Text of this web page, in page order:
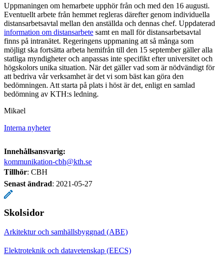
Uppmaningen om hemarbete upphör från och med den 16 augusti.
Eventuellt arbete från hemmet regleras därefter genom individuella
distansarbetsavtal mellan den anställda och dennas chef. Uppdaterad
information om distansarbete samt en mall för distansarbetsavtal
finns på intranätet. Regeringens uppmaning att så många som
möjligt ska fortsätta arbeta hemifrån till den 15 september gäller alla
statliga myndigheter och anpassas inte specifikt efter universitet och
högskolors unika situation. När det gäller vad som är nödvändigt för
att bedriva vår verksamhet är det vi som bäst kan göra den
bedömningen. Att starta på plats i höst är det, enligt en samlad
bedömning av KTH:s ledning.
Mikael
Interna nyheter
Innehållsansvarig:
kommunikation-cbh@kth.se
Tillhör: CBH
Senast ändrad: 2021-05-27
Skolsidor
Arkitektur och samhällsbyggnad (ABE)
Elektroteknik och datavetenskap (EECS)